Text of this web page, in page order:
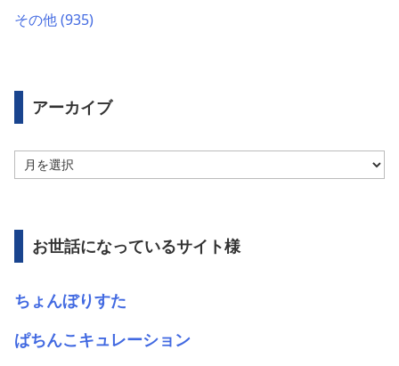
その他(935)
アーカイブ
ー
ブ
お世話になっているサイト様
ちょんぼりすた
ぱちんこキュレーション